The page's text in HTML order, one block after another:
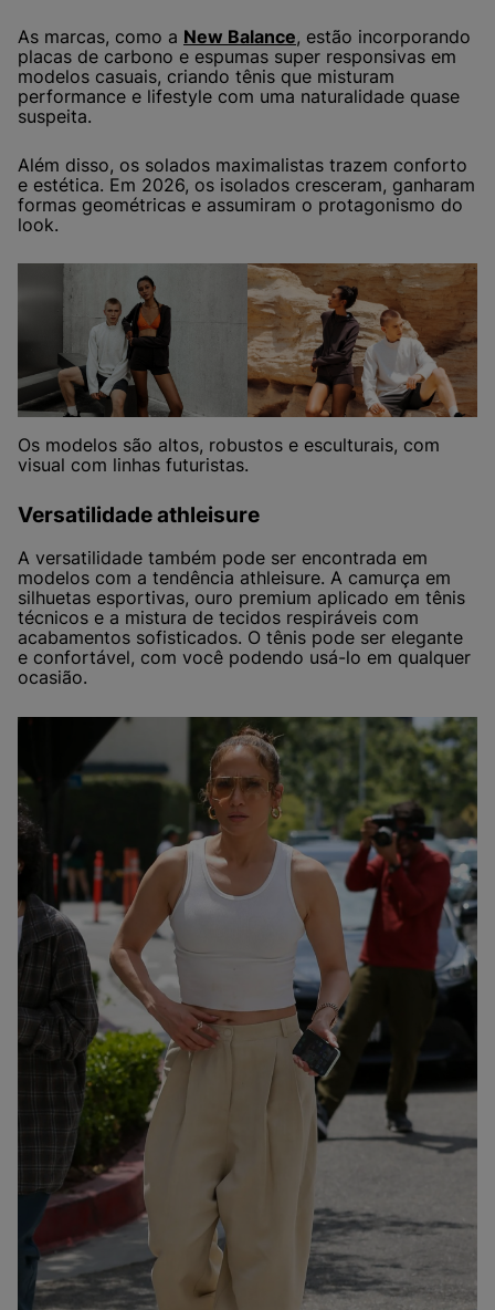
As marcas, como a New Balance, estão incorporando
placas de carbono e espumas super responsivas em
modelos casuais, criando tênis que misturam
performance e lifestyle com uma naturalidade quase
suspeita.
Além disso, os solados maximalistas trazem conforto
e estética. Em 2026, os isolados cresceram, ganharam
formas geométricas e assumiram o protagonismo do
look.
Os modelos são altos, robustos e esculturais, com
visual com linhas futuristas.
Versatilidade athleisure
A versatilidade também pode ser encontrada em
modelos com a tendência athleisure. A camurça em
silhuetas esportivas, ouro premium aplicado em tênis
técnicos e a mistura de tecidos respiráveis com
acabamentos sofisticados. O tênis pode ser elegante
e confortável, com você podendo usá-lo em qualquer
ocasião.